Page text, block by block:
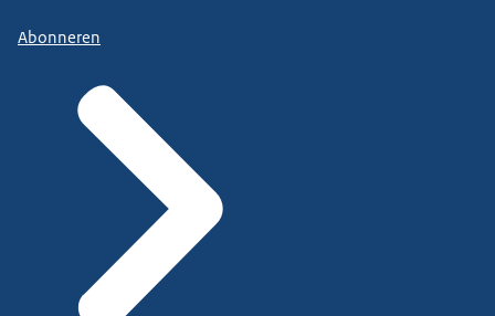
Abonneren